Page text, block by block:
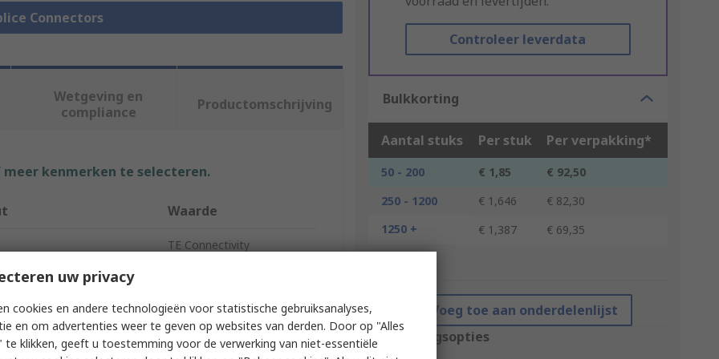
Connectors
Controleer leverdata
Bulkkorting
Aantal stuks Per stuk Per verpakking*
50 - 200 € 1,85
€ 92,50
250 - 1200
€ 1,646
€ 82,30
1250 +
€ 1,387 € 69,35
Voeg toe aan onderdelenlijst
Verpakkingsopties
Wetgeving en
compliance
Productomschrijving
kenmerken te selecteren.
Waarde
TE Connectivity
Splice Connector
22.61mm
uw privacy
cookies en andere technologieën voor statistische gebruiksanalyses,
en om advertenties weer te geven op websites van derden. Door op "Alles
te klikken, geeft u toestemming voor de verwerking van niet-essentiële